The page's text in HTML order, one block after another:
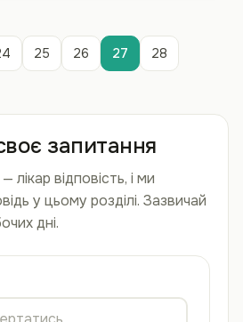
25 26 27 28
запитання
лікар відповість, і ми
у цьому розділі. Зазвичай
дні.